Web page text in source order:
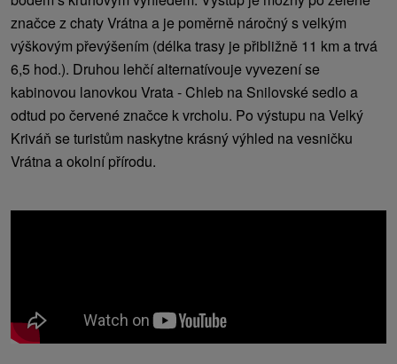
značce z chaty Vrátna a je poměrně náročný s velkým
výškovým převýšením (délka trasy je přibližně 11 km a trvá
6,5 hod.). Druhou lehčí alternatívouje vyvezení se
kabinovou lanovkou Vrata - Chleb na Snilovské sedlo a
odtud po červené značce k vrcholu. Po výstupu na Velký
Kriváň se turistům naskytne krásný výhled na vesničku
Vrátna a okolní přírodu.